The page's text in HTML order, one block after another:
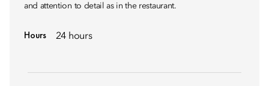
and attention to detail as in the restaurant.
Hours 24 hours